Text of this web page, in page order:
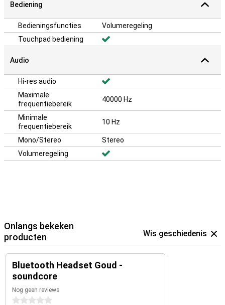
Bediening
Bedieningsfuncties
Volumeregeling
Touchpad bediening
Audio
Hi-res audio
Maximale
frequentiebereik
40000 Hz
Minimale
frequentiebereik
10 Hz
Mono/Stereo
Stereo
Volumeregeling
Onlangs bekeken
producten
Wis geschiedenis
Bluetooth Headset Goud -
soundcore
Nog geen reviews
0 sterren